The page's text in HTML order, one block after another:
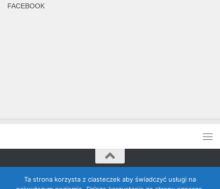
FACEBOOK
Rada Banino © 2026. Wszelkie prawa zastrzeżone
Ta strona korzysta z ciasteczek aby świadczyć usługi na